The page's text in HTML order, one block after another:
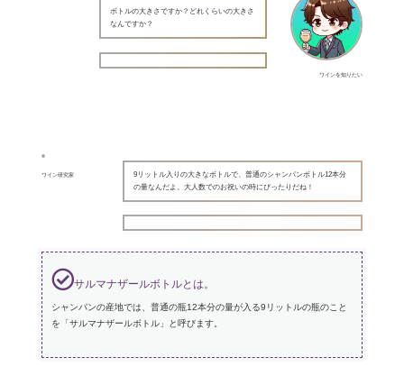
ワインを知りたい
ボトルの大きさですか？どれくらいの大きさ
なんですか？
ワイン研究家
9リットル入りの大きなボトルで、普通のシャンパンボトル12本分
の量なんだよ。大人数でのお祝いの時にぴったりだね！
サルマナザールボトルとは。
シャンパンの産地では、普通の瓶12本分の量が入る9リットルの瓶のこと
を「サルマナザールボトル」と呼びます。